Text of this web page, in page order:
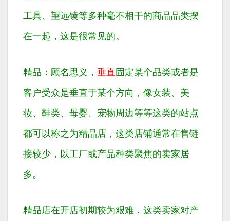
工具、望远镜等多种毫不相干的商品品类摆
在一起，这是很常见的。
精品：顾名思义， 垂直 固定某个品类或者是
客户受众是垂直于某个方向，像女装、美
妆、鞋类、母婴、宠物周边等等这类的站点
都可以称之为精品店，这类店铺通常在售链
接较少，以工厂或产品种类聚焦的卖家居
多。
精品店在开店初期较为艰难，这类卖家对产